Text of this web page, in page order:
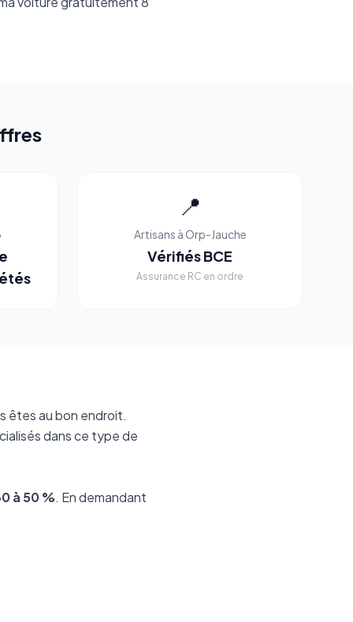
📍
Artisans à Orp-Jauche
Vérifiés BCE
Assurance RC en ordre
êtes au bon endroit.
dans ce type de
à 50 %. En demandant